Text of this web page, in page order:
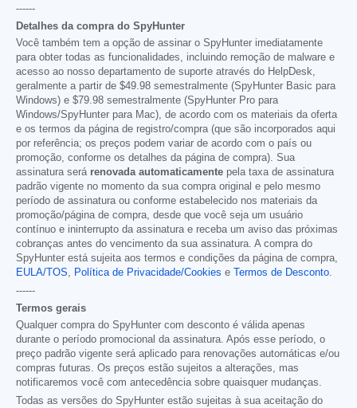
------
Detalhes da compra do SpyHunter
Você também tem a opção de assinar o SpyHunter imediatamente
para obter todas as funcionalidades, incluindo remoção de malware e
acesso ao nosso departamento de suporte através do HelpDesk,
geralmente a partir de $49.98 semestralmente (SpyHunter Basic para
Windows) e $79.98 semestralmente (SpyHunter Pro para
Windows/SpyHunter para Mac), de acordo com os materiais da oferta
e os termos da página de registro/compra (que são incorporados aqui
por referência; os preços podem variar de acordo com o país ou
promoção, conforme os detalhes da página de compra). Sua
assinatura será renovada automaticamente pela taxa de assinatura
padrão vigente no momento da sua compra original e pelo mesmo
período de assinatura ou conforme estabelecido nos materiais da
promoção/página de compra, desde que você seja um usuário
contínuo e ininterrupto da assinatura e receba um aviso das próximas
cobranças antes do vencimento da sua assinatura. A compra do
SpyHunter está sujeita aos termos e condições da página de compra,
EULA/TOS, Política de Privacidade/Cookies e Termos de Desconto.
------
Termos gerais
Qualquer compra do SpyHunter com desconto é válida apenas
durante o período promocional da assinatura. Após esse período, o
preço padrão vigente será aplicado para renovações automáticas e/ou
compras futuras. Os preços estão sujeitos a alterações, mas
notificaremos você com antecedência sobre quaisquer mudanças.
Todas as versões do SpyHunter estão sujeitas à sua aceitação do